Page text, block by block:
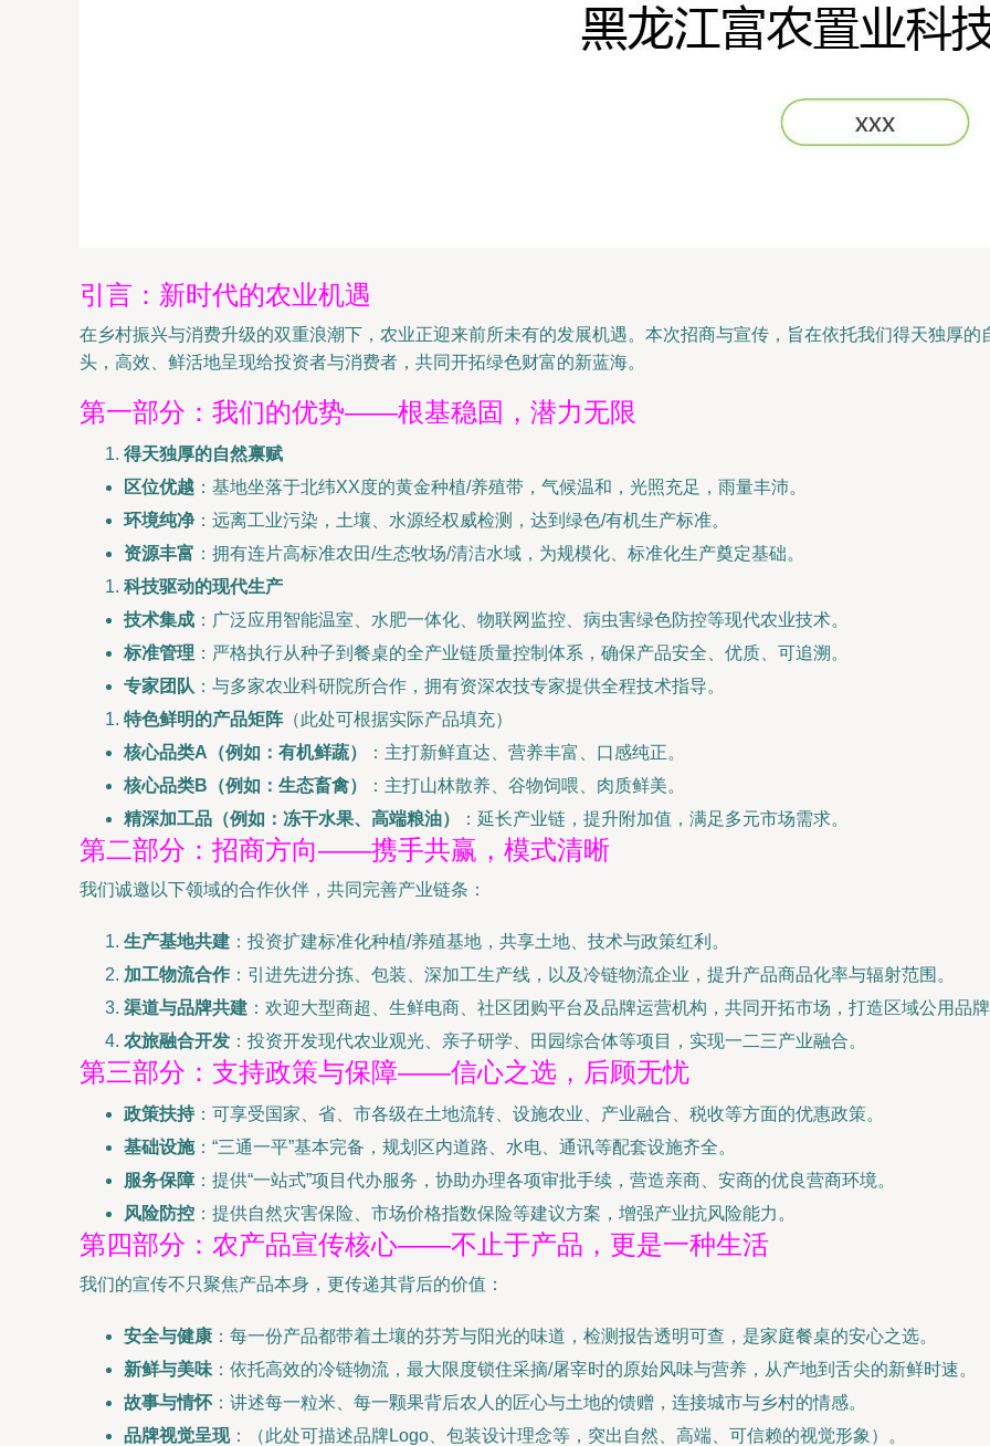
引言：新时代的农业机遇
在乡村振兴与消费升级的双重浪潮下，农业正迎来前所未有的发展机遇。本次招商与宣传，旨在依托我们得天独厚
头，高效、鲜活地呈现给投资者与消费者，共同开拓绿色财富的新蓝海。
第一部分：我们的优势——根基稳固，潜力无限
得天独厚的自然禀赋
区位优越 ：基地坐落于北纬XX度的黄金种植/养殖带，气候温和，光照充足，雨量丰沛。
环境纯净 ：远离工业污染，土壤、水源经权威检测，达到绿色/有机生产标准。
资源丰富 ：拥有连片高标准农田/生态牧场/清洁水域，为规模化、标准化生产奠定基础。
科技驱动的现代生产
技术集成 ：广泛应用智能温室、水肥一体化、物联网监控、病虫害绿色防控等现代农业技术。
标准管理 ：严格执行从种子到餐桌的全产业链质量控制体系，确保产品安全、优质、可追溯。
专家团队 ：与多家农业科研院所合作，拥有资深农技专家提供全程技术指导。
特色鲜明的产品矩阵（此处可根据实际产品填充）
核心品类A（例如：有机鲜蔬）
：主打新鲜直达、营养丰富、口感纯正。
核心品类B（例如：生态畜禽）
：主打山林散养、谷物饲喂、肉质鲜美。
精深加工品（例如：冻干水果、高端粮油）
：延长产业链，提升附加值，满足多元市场需求。
第二部分：招商方向——携手共赢，模式清晰
我们诚邀以下领域的合作伙伴，共同完善产业链条：
生产基地共建 ：投资扩建标准化种植/养殖基地，共享土地、技术与政策红利。
加工物流合作：引进先进分拣、包装、深加工生产线，以及冷链物流企业，提升产品商品化率与辐射范围。
渠道与品牌共建 ：欢迎大型商超、生鲜电商、社区团购平台及品牌运营机构，共同开拓市场，打造区域公用品牌
农旅融合开发 ：投资开发现代农业观光、亲子研学、田园综合体等项目，实现一二三产业融合。
第三部分：支持政策与保障——信心之选，后顾无忧
政策扶持：可享受国家、省、市各级在土地流转、设施农业、产业融合、税收等方面的优惠政策。
基础设施：“三通一平”基本完备，规划区内道路、水电、通讯等配套设施齐全。
服务保障：提供“一站式”项目代办服务，协助办理各项审批手续，营造亲商、安商的优良营商环境。
风险防控 ：提供自然灾害保险、市场价格指数保险等建议方案，增强产业抗风险能力。
第四部分：农产品宣传核心——不止于产品，更是一种生活
我们的宣传不只聚焦产品本身，更传递其背后的价值：
安全与健康 ：每一份产品都带着土壤的芬芳与阳光的味道，检测报告透明可查，是家庭餐桌的安心之选。
新鲜与美味 ：依托高效的冷链物流，最大限度锁住采摘/屠宰时的原始风味与营养，从产地到舌尖的新鲜时速。
故事与情怀 ：讲述每一粒米、每一颗果背后农人的匠心与土地的馈赠，连接城市与乡村的情感。
品牌视觉呈现：（此处可描述品牌Logo、包装设计理念等，突出自然、高端、可信赖的视觉形象）。